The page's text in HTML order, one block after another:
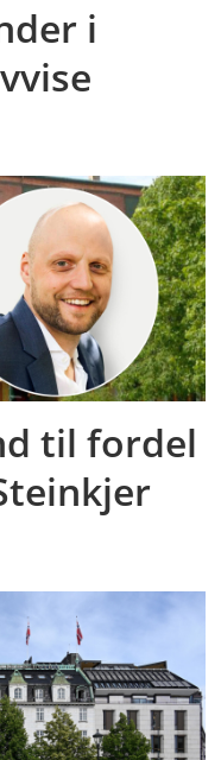
i
til fordel